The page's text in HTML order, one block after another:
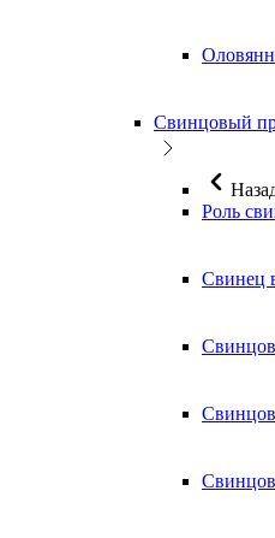
Свинцовый
Роль
Свинец